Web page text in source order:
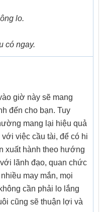
lo.
có ngay.
giờ này sẽ mang
đến cho bạn. Tuy
mang lại hiệu quả
việc cầu tài, để có hi
xuất hành theo hướng
lãnh đạo, quan chức
may mắn, mọi
cần phải lo lắng
cũng sẽ thuận lợi và